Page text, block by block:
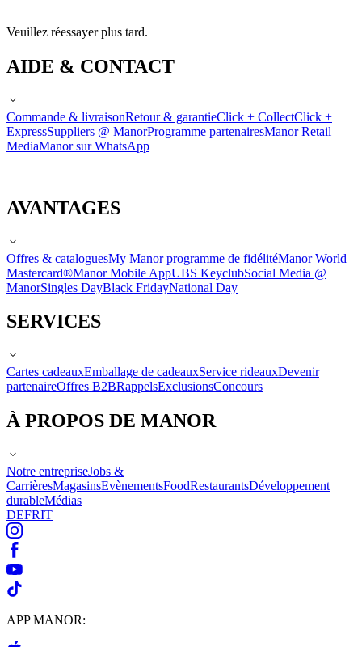
Veuillez réessayer plus tard.
AIDE & CONTACT
Commande & livraisonRetour & garantieClick + CollectClick +
ExpressSuppliers @ ManorProgramme partenairesManor Retail
MediaManor sur WhatsApp
AVANTAGES
Offres & cataloguesMy Manor programme de fidélitéManor World
Mastercard®Manor Mobile AppUBS KeyclubSocial Media @
ManorSingles DayBlack FridayNational Day
SERVICES
Cartes cadeauxEmballage de cadeauxService rideauxDevenir
partenaireOffres B2BRappelsExclusionsConcours
À PROPOS DE MANOR
Notre entrepriseJobs &
CarrièresMagasinsEvènementsFoodRestaurantsDéveloppement
durableMédias
DEFRIT
APP MANOR: